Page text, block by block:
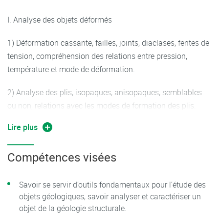
I. Analyse des objets déformés
1) Déformation cassante, failles, joints, diaclases, fentes de
tension, compréhension des relations entre pression,
température et mode de déformation.
2) Analyse des plis, isopaques, anisopaques, semblables
ou non, relations avec les modes de formation des plis.
3) Mécanismes de la déformation ductile, dislocations,
migration de lacunes… analyse d’objets déformés
II.Grands contextes géodynamiques
Lire plus
Compétences visées
Savoir se servir d’outils fondamentaux pour l’étude des
objets géologiques, savoir analyser et caractériser un
objet de la géologie structurale.